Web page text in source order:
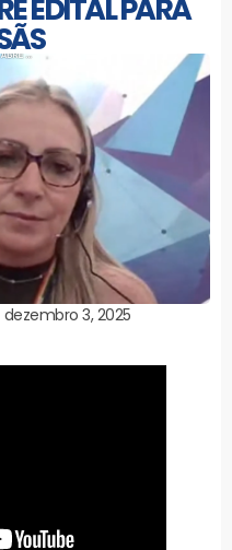
EDITAL PARA
dezembro 3, 2025